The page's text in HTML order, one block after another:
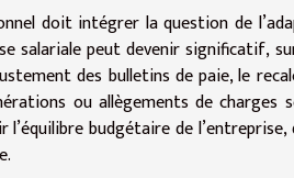
doit intégrer la question de
salariale peut devenir significatif,
des bulletins de paie, le
ou allègements de
budgétaire de